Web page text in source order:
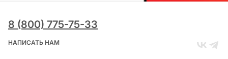
8 (800) 775-75-33
НАПИСАТЬ НАМ